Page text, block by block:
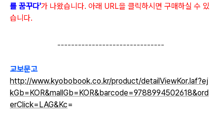
를 꿈꾸다'가 나왔습니다. 아래 URL을 클릭하시면 구매하실 수 있
습니다.
-------------------------------
교보문고
http://www.kyobobook.co.kr/product/detailViewKor.laf?ej
kGb=KOR&mallGb=KOR&barcode=9788994502618&ord
erClick=LAG&Kc=